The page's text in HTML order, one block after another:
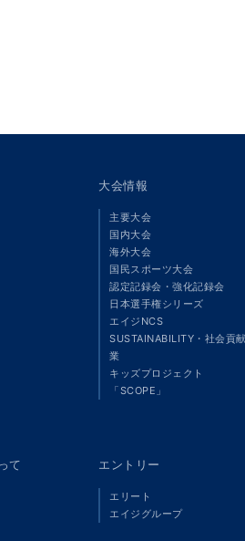
大会情報
主要大会
国内大会
海外大会
国民スポーツ大会
認定記録会・強化記録会
日本選手権シリーズ
エイジNCS
SUSTAINABILITY・社会貢
業
キッズプロジェクト
「SCOPE」
て エントリー
エリート
エイジグループ